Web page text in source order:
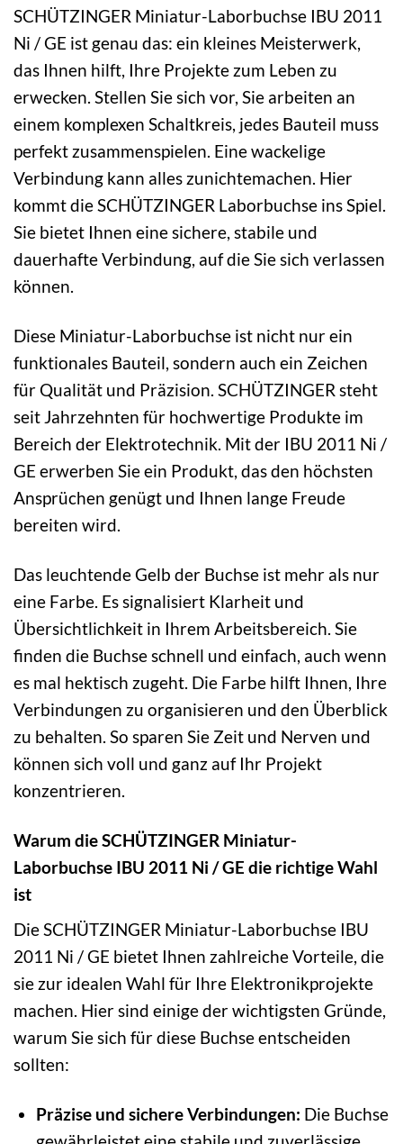
SCHÜTZINGER Miniatur-Laborbuchse IBU 2011
Ni / GE ist genau das: ein kleines Meisterwerk,
das Ihnen hilft, Ihre Projekte zum Leben zu
erwecken. Stellen Sie sich vor, Sie arbeiten an
einem komplexen Schaltkreis, jedes Bauteil muss
perfekt zusammenspielen. Eine wackelige
Verbindung kann alles zunichtemachen. Hier
kommt die SCHÜTZINGER Laborbuchse ins Spiel.
Sie bietet Ihnen eine sichere, stabile und
dauerhafte Verbindung, auf die Sie sich verlassen
können.
Diese Miniatur-Laborbuchse ist nicht nur ein
funktionales Bauteil, sondern auch ein Zeichen
für Qualität und Präzision. SCHÜTZINGER steht
seit Jahrzehnten für hochwertige Produkte im
Bereich der Elektrotechnik. Mit der IBU 2011 Ni /
GE erwerben Sie ein Produkt, das den höchsten
Ansprüchen genügt und Ihnen lange Freude
bereiten wird.
Das leuchtende Gelb der Buchse ist mehr als nur
eine Farbe. Es signalisiert Klarheit und
Übersichtlichkeit in Ihrem Arbeitsbereich. Sie
finden die Buchse schnell und einfach, auch wenn
es mal hektisch zugeht. Die Farbe hilft Ihnen, Ihre
Verbindungen zu organisieren und den Überblick
zu behalten. So sparen Sie Zeit und Nerven und
können sich voll und ganz auf Ihr Projekt
konzentrieren.
Warum die SCHÜTZINGER Miniatur-
Laborbuchse IBU 2011 Ni / GE die richtige Wahl
ist
Die SCHÜTZINGER Miniatur-Laborbuchse IBU
2011 Ni / GE bietet Ihnen zahlreiche Vorteile, die
sie zur idealen Wahl für Ihre Elektronikprojekte
machen. Hier sind einige der wichtigsten Gründe,
warum Sie sich für diese Buchse entscheiden
sollten:
Präzise und sichere Verbindungen: Die Buchse